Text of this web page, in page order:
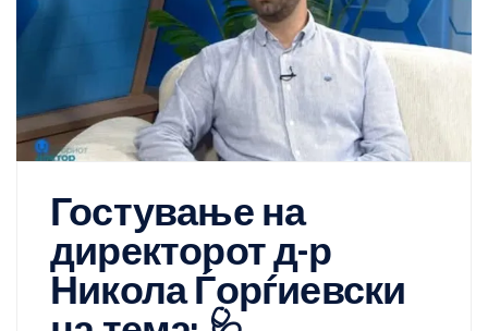
Гостување на
директорот д-р
Никола Ѓорѓиевски